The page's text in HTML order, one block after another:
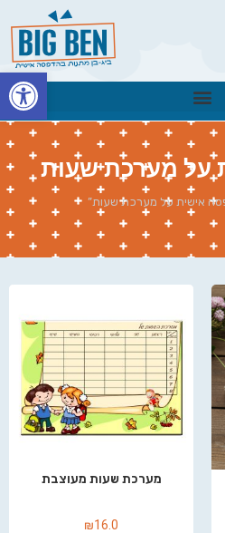
על מערכת שעות
אישית על מערכת שעות”
מערכת שעות מעוצבת
₪16.0